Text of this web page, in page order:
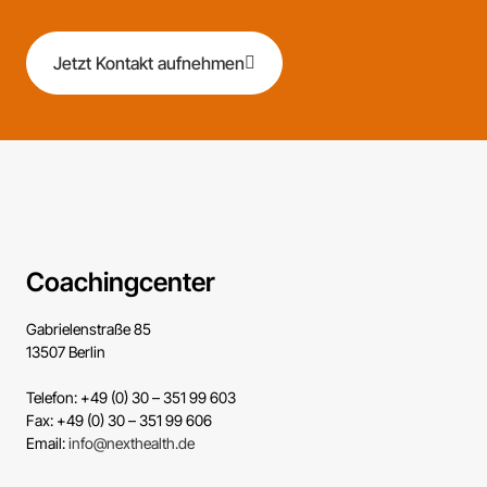
Jetzt Kontakt aufnehmen
Coachingcenter
Gabrielenstraße 85
13507 Berlin
Telefon: +49 (0) 30 – 351 99 603
Fax: +49 (0) 30 – 351 99 606
Email:info@nexthealth.de